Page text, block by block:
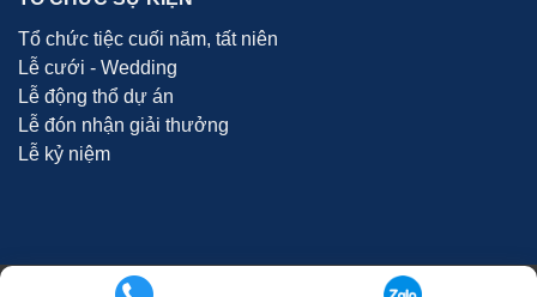
Tổ chức tiệc cuối năm, tất niên
Lễ cưới - Wedding
Lễ động thổ dự án
Lễ đón nhận giải thưởng
Lễ kỷ niệm
Copyright 2026 © Công Ty TNHH Cho Thuê Thiết Bị Sự Kiện